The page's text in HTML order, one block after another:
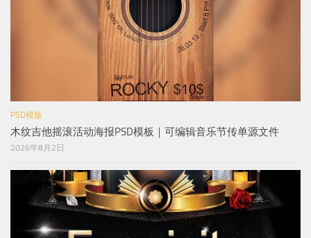
PSD模版
木纹吉他摇滚活动海报PSD模板｜可编辑音乐节传单源文件
2026年8月2日